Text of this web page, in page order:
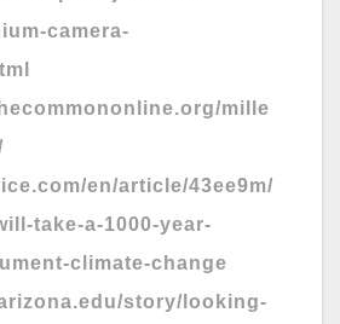
camera-
mille
en/article/43ee9m/
take-a-1000-year-
climate-change
story/looking-